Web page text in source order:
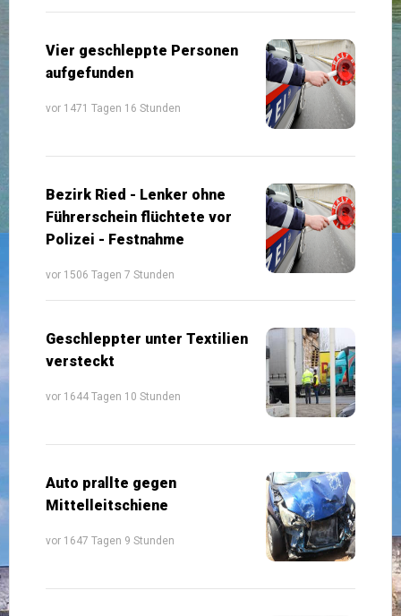
Vier geschleppte Personen
aufgefunden
vor 1471 Tagen 16 Stunden
Bezirk Ried - Lenker ohne
Führerschein flüchtete vor
Polizei - Festnahme
vor 1506 Tagen 7 Stunden
Geschleppter unter Textilien
versteckt
vor 1644 Tagen 10 Stunden
Auto prallte gegen
Mittelleitschiene
vor 1647 Tagen 9 Stunden